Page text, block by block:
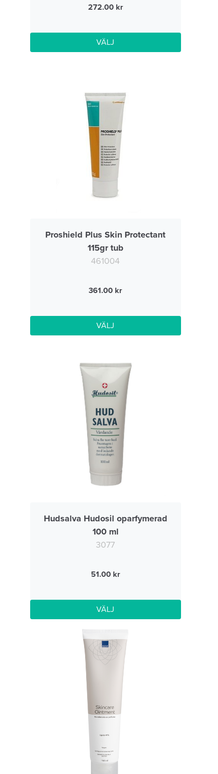
272.00
VÄLJ
Proshield Plus Skin Protectant
115gr tub
461004
361.00
VÄLJ
Hudsalva Hudosil oparfymerad
100 ml
3077
51.00
VÄLJ